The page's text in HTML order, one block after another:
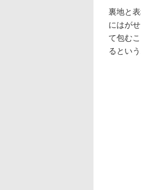
裏地と
にはが
て包む
るという